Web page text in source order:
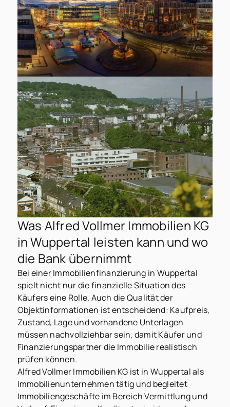
Was Alfred Vollmer Immobilien KG
in Wuppertal leisten kann und wo
die Bank übernimmt
Bei einer Immobilienfinanzierung in Wuppertal
spielt nicht nur die finanzielle Situation des
Käufers eine Rolle. Auch die Qualität der
Objektinformationen ist entscheidend: Kaufpreis,
Zustand, Lage und vorhandene Unterlagen
müssen nachvollziehbar sein, damit Käufer und
Finanzierungspartner die Immobilie realistisch
prüfen können.
Alfred Vollmer Immobilien KG ist in Wuppertal als
Immobilienunternehmen tätig und begleitet
Immobiliengeschäfte im Bereich Vermittlung und